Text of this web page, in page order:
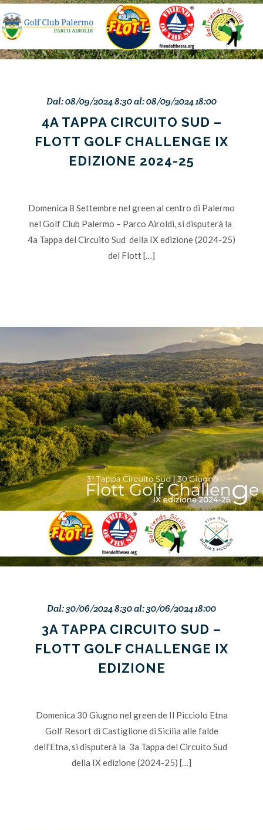
Dal: 08/09/2024 8:30 al: 08/09/2024 18:00
4A TAPPA CIRCUITO SUD –
FLOTT GOLF CHALLENGE IX
EDIZIONE 2024-25
Domenica 8 Settembre nel green al centro di Palermo
nel Golf Club Palermo – Parco Airoldi, si disputerà la
4a Tappa del Circuito Sud della IX edizione (2024-25)
del Flott […]
Dal: 30/06/2024 8:30 al: 30/06/2024 18:00
3A TAPPA CIRCUITO SUD –
FLOTT GOLF CHALLENGE IX
EDIZIONE
Domenica 30 Giugno nel green de Il Picciolo Etna
Golf Resort di Castiglione di Sicilia alle falde
dell’Etna, si disputerà la 3a Tappa del Circuito Sud
della IX edizione (2024-25) […]